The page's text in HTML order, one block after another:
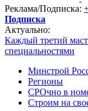
Реклама/Подписка:
Подписка
Актуально:
Каждый третий
специальностями
Минстрой
Регионы
СРОчно в
Строим на